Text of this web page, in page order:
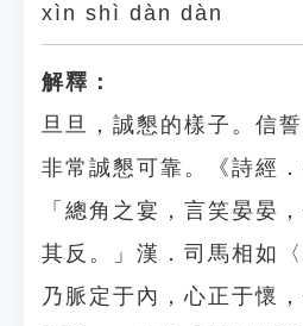
xìn shì dàn dàn
解釋：
旦旦，誠懇的樣子。信
非常誠懇可靠。《詩經．
「總角之宴，言笑晏晏
其反。」漢．司馬相如
乃脈定于內，心正于懷